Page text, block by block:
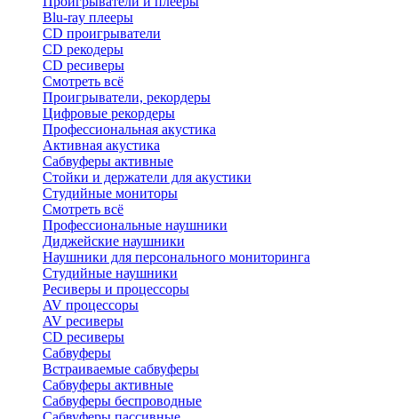
Blu-ray плееры
CD проигрыватели
CD рекодеры
CD ресиверы
Смотреть всё
Проигрыватели, рекордеры
Цифровые рекордеры
Профессиональная акустика
Активная акустика
Сабвуферы активные
Стойки и держатели для акустики
Студийные мониторы
Смотреть всё
Профессиональные наушники
Диджейские наушники
Наушники для персонального мониторинга
Студийные наушники
Ресиверы и процессоры
AV процессоры
AV ресиверы
CD ресиверы
Сабвуферы
Встраиваемые сабвуферы
Сабвуферы активные
Сабвуферы беспроводные